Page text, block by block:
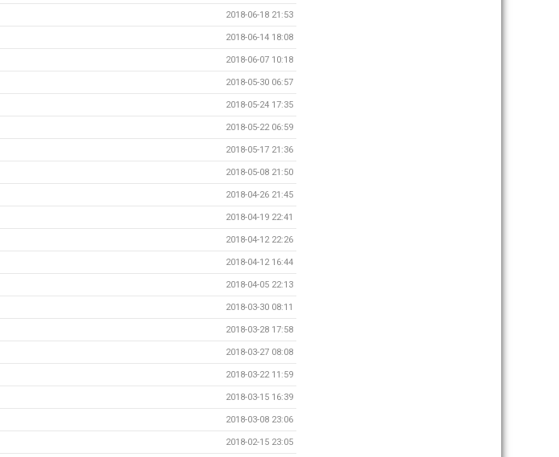
2018-06-18 21:53
2018-06-14 18:08
2018-06-07 10:18
2018-05-30 06:57
2018-05-24 17:35
2018-05-22 06:59
2018-05-17 21:36
2018-05-08 21:50
2018-04-26 21:45
2018-04-19 22:41
2018-04-12 22:26
2018-04-12 16:44
2018-04-05 22:13
2018-03-30 08:11
2018-03-28 17:58
2018-03-27 08:08
2018-03-22 11:59
2018-03-15 16:39
2018-03-08 23:06
2018-02-15 23:05